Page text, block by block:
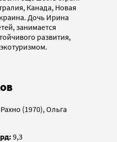
Канада, Новая
Дочь Ирина
занимается
развития,
(1970), Ольга
9,3